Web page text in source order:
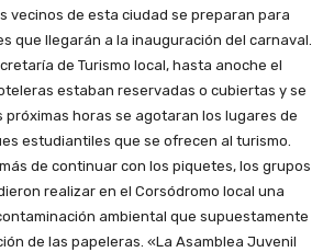
vecinos de esta ciudad se preparan para
que llegarán a la inauguración del carnaval.
de Turismo local, hasta anoche el
estaban reservadas o cubiertas y se
próximas horas se agotaran los lugares de
estudiantiles que se ofrecen al turismo.
de continuar con los piquetes, los grupos
realizar en el Corsódromo local una
ambiental que supuestamente
de las papeleras. «La Asamblea Juvenil